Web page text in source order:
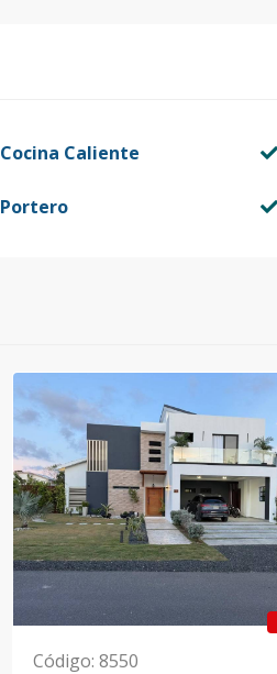
Cocina Caliente
Portero
Código: 8550